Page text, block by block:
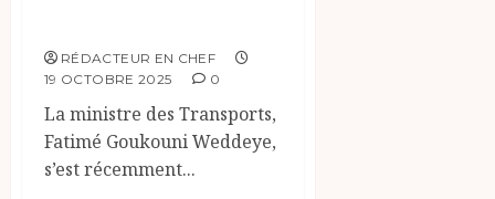
RÉDACTEUR EN CHEF
19 OCTOBRE 2025
0
La ministre des Transports,
Fatimé Goukouni Weddeye,
s’est récemment...